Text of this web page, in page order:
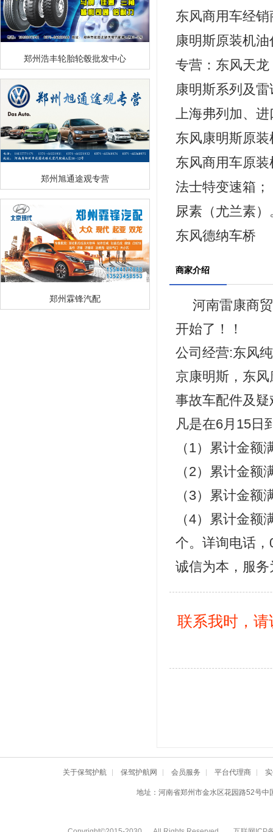
郑州浩丰轮胎轮毂批发中心
郑州旭通途观专营
郑州霖锋汽配
东风商用车经
康明斯原装机
康明斯系列及
上海弗列加、
东风康明斯原
东风商用车原
法士特变速箱；
尿素（尤兰素
东风德纳车桥
商家介绍
河南雷康商
开始了！！
公司经营:东风
京康明斯，东
事故车配件及
凡是在6月15日
（1）累计金
（2）累计金
（3）累计金
（4）累计金
个。详询电话
诚信为本，服
联系我时，